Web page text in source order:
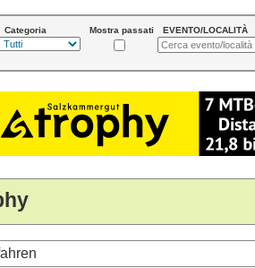
Categoria Mostra passati EVENTO/LOCALITÀ